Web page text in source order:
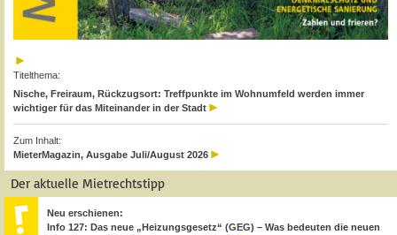
Titelthema:
Nische, Freiraum, Rückzugsort: Treffpunkte im Wohnumfeld werden immer
wichtiger für das Miteinander in der Stadt
Zum Inhalt:
MieterMagazin, Ausgabe Juli/August 2026
Der aktuelle Mietrechtstipp
Neu erschienen:
Info 127: Das neue „Heizungsgesetz“ (GEG) – Was bedeuten die neuen